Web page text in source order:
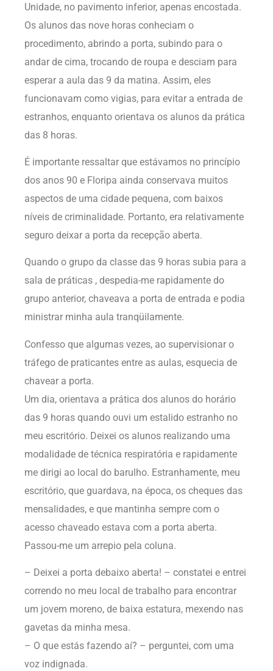
Unidade, no pavimento inferior, apenas encostada.
Os alunos das nove horas conheciam o
procedimento, abrindo a porta, subindo para o
andar de cima, trocando de roupa e desciam para
esperar a aula das 9 da matina. Assim, eles
funcionavam como vigias, para evitar a entrada de
estranhos, enquanto orientava os alunos da prática
das 8 horas.
É importante ressaltar que estávamos no princípio
dos anos 90 e Floripa ainda conservava muitos
aspectos de uma cidade pequena, com baixos
níveis de criminalidade. Portanto, era relativamente
seguro deixar a porta da recepção aberta.
Quando o grupo da classe das 9 horas subia para a
sala de práticas , despedia-me rapidamente do
grupo anterior, chaveava a porta de entrada e podia
ministrar minha aula tranqüilamente.
Confesso que algumas vezes, ao supervisionar o
tráfego de praticantes entre as aulas, esquecia de
chavear a porta.
Um dia, orientava a prática dos alunos do horário
das 9 horas quando ouvi um estalido estranho no
meu escritório. Deixei os alunos realizando uma
modalidade de técnica respiratória e rapidamente
me dirigi ao local do barulho. Estranhamente, meu
escritório, que guardava, na época, os cheques das
mensalidades, e que mantinha sempre com o
acesso chaveado estava com a porta aberta.
Passou-me um arrepio pela coluna.
– Deixei a porta debaixo aberta! – constatei e entrei
correndo no meu local de trabalho para encontrar
um jovem moreno, de baixa estatura, mexendo nas
gavetas da minha mesa.
– O que estás fazendo aí? – perguntei, com uma
voz indignada.